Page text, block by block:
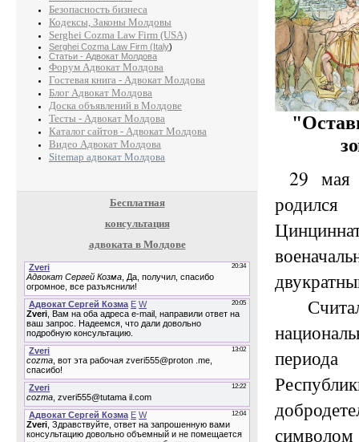
Безопасность бизнеса
Кодексы, Законы Молдовы
Serghei Cozma Law Firm (USA)
Serghei Cozma Law Firm (Italy)
Статьи - Адвокат Молдова
Форум Адвокат Молдова
Гостевая книга - Адвокат Молдова
Блог Адвокат Молдова
Доска объявлений в Молдове
Тесты - Адвокат Молдова
Каталог сайтов - Адвокат Молдова
Видео Адвокат Молдова
Sitemap адвокат Молдова
Бесплатная
консультация
адвоката в Молдове
29 мая